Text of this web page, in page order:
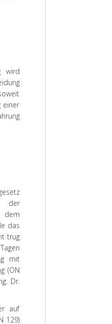
wird
einer
der
dem
das
trug
mit
(ON
Dr.
auf
129)